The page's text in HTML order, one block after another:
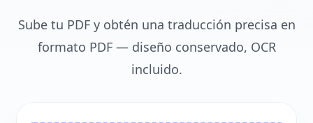
Sube tu PDF y obtén una traducción precisa en
formato PDF — diseño conservado, OCR
incluido.